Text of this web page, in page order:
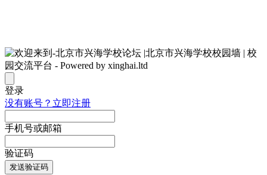
登录
没有账号？立即注册
手机号或邮箱
验证码
发送验证码